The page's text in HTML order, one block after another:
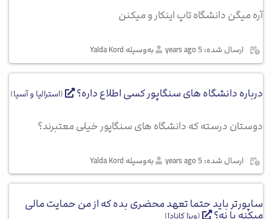
آره میگن دانشگاه تاپ اینکار و میکنن
ارسال شده: 5 years ago به‌وسیله Yalda Kord
درباره دانشگاه های سنگاپور کسی اطلاع داره؟ (استرالیا و آسیا)
دوستان درسته که دانشگاه های سنگاپور خیلی معتبرند؟
ارسال شده: 5 years ago به‌وسیله Yalda Kord
ساپورتر باید حتما تعهد محضری بده که از من حمایت مالی
میکنه یا نه؟ (ویزا کانادا)